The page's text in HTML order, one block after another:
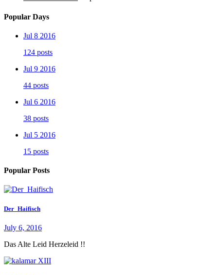
Popular Days
Jul 8 2016
124 posts
Jul 9 2016
44 posts
Jul 6 2016
38 posts
Jul 5 2016
15 posts
Popular Posts
Der_Haifisch
July 6, 2016
Das Alte Leid Herzeleid !!